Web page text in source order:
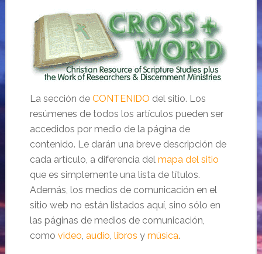
La sección de CONTENIDO del sitio. Los
resúmenes de todos los artículos pueden ser
accedidos por medio de la página de
contenido. Le darán una breve descripción de
cada artículo, a diferencia del mapa del sitio
que es simplemente una lista de títulos.
Además, los medios de comunicación en el
sitio web no están listados aquí, sino sólo en
las páginas de medios de comunicación,
como video, audio, libros y música.